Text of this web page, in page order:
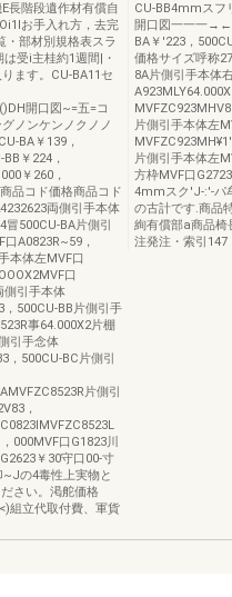
長階段遺作材有償自
お手入れ方，去完
・部材別規格表スラ
受i主桂約1週間|・
ます。CU-BA11セ
開口図~=五=コ
ノンケンノクノノ
BA￥139，
￥224，
￥260，
品コド価格商品コド
両側引手本体
500CU-BA片側引
A0823R~59，
本体左MVF口
口
側引手本体
500CU-BB片側引手
事64.000X2片棚
引手念体
，500CU-BC片側引
片側引
，
000MVF口G1823川
￥30守口00-寸
の4毒性上実物と
さい。渇舵価格
組立代取付費、軍貨
CU-BB4mmスフ
開口図一一一→←
BA￥'223，
価格サイズ呼称
8A片側引手本体
片側引手本体左
片側引手本体左
方枠MVF口
4mmスク'J-:'-パ
の古計です.商品
絢有償部a商品椅
注発注・索引147